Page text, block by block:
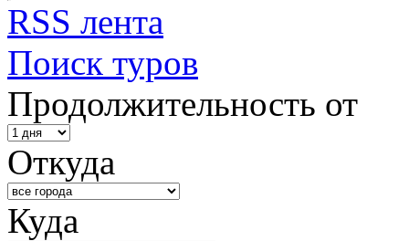
RSS лента
Поиск туров
Продолжительность от
Откуда
Куда